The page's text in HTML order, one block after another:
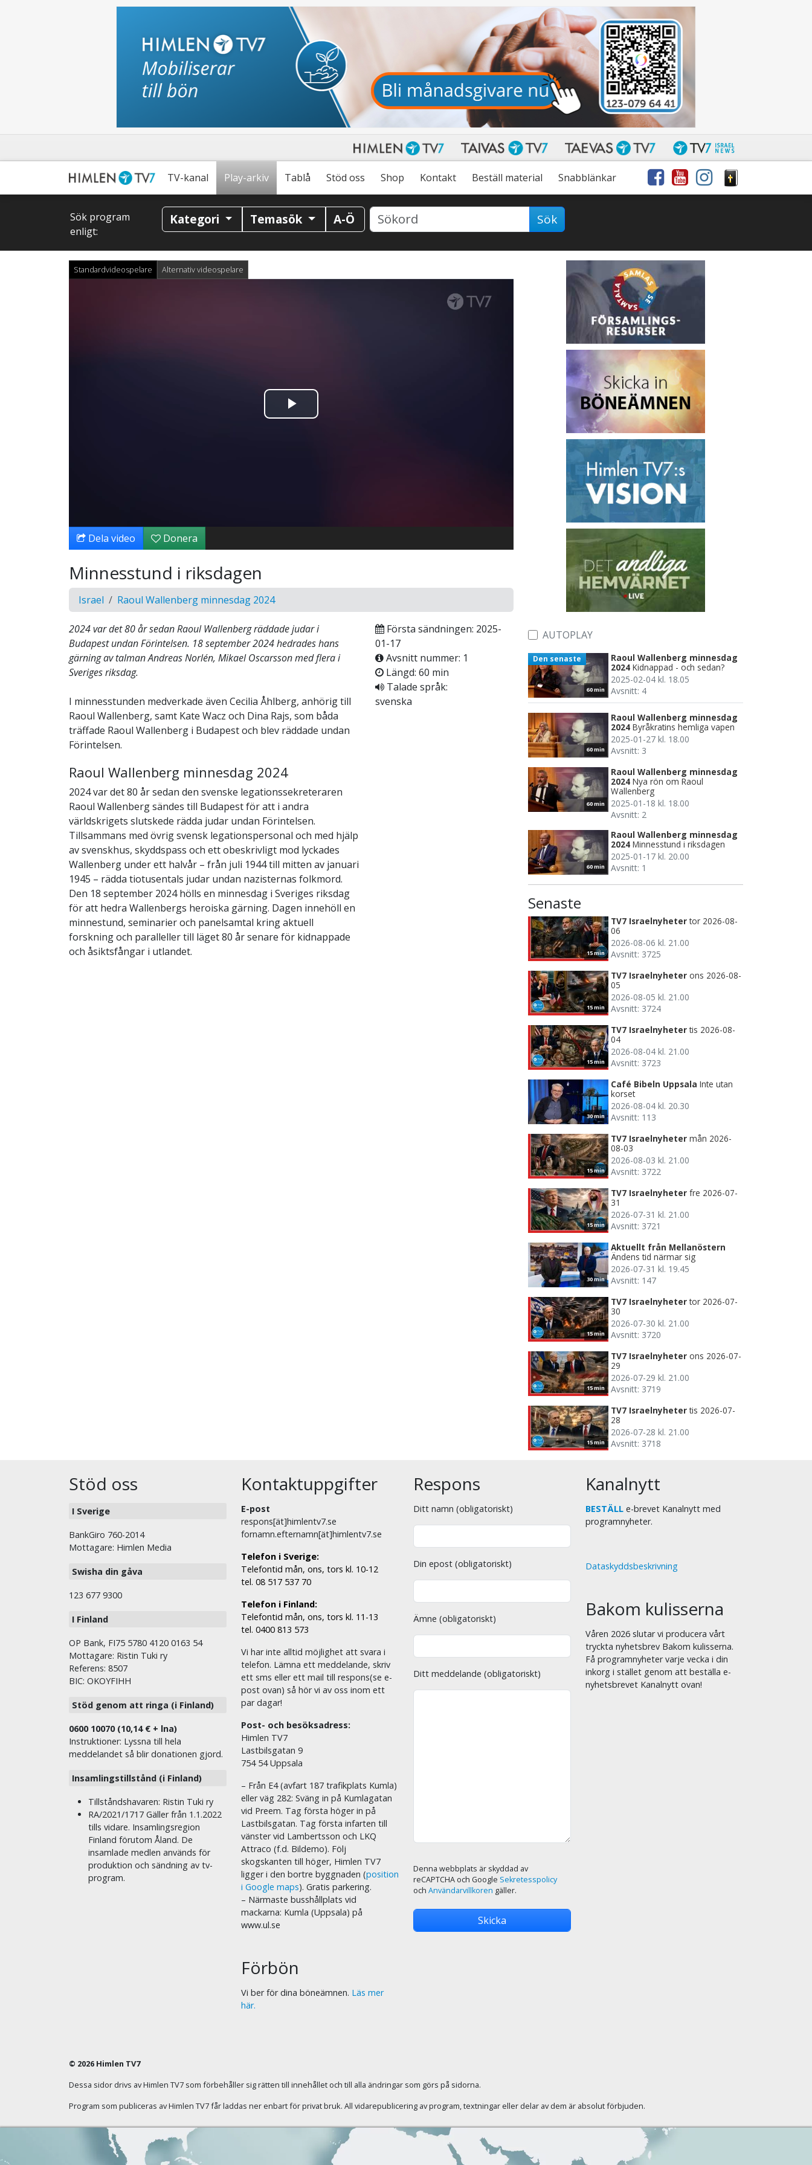
TV-kanal Play-arkiv Tablå Stöd oss Shop Kontakt Beställ material Snabblänkar
Sök program
enligt:
Kategori Temasök A-Ö Sök
Standardvideospelare Alternativ videospelare
Spela
Dela video Donera
Minnesstund i riksdagen
Israel Raoul Wallenberg minnesdag 2024
2024 var det 80 år sedan Raoul Wallenberg räddade judar i
Budapest undan Förintelsen. 18 september 2024 hedrades hans
gärning av talman Andreas Norlén, Mikael Oscarsson med flera i
Sveriges riksdag.
I minnesstunden medverkade även Cecilia Åhlberg, anhörig till
Raoul Wallenberg, samt Kate Wacz och Dina Rajs, som båda
träffade Raoul Wallenberg i Budapest och blev räddade undan
Förintelsen.
Raoul Wallenberg minnesdag 2024
2024 var det 80 år sedan den svenske legationssekreteraren
Raoul Wallenberg sändes till Budapest för att i andra
världskrigets slutskede rädda judar undan Förintelsen.
Tillsammans med övrig svensk legationspersonal och med hjälp
av svenskhus, skyddspass och ett obeskrivligt mod lyckades
Wallenberg under ett halvår – från juli 1944 till mitten av januari
1945 – rädda tiotusentals judar undan nazisternas folkmord.
Den 18 september 2024 hölls en minnesdag i Sveriges riksdag
för att hedra Wallenbergs heroiska gärning. Dagen innehöll en
minnestund, seminarier och panelsamtal kring aktuell
forskning och paralleller till läget 80 år senare för kidnappade
och åsiktsfångar i utlandet.
Första sändningen: 2025-
01-17
Avsnitt nummer: 1
Längd: 60 min
Talade språk:
svenska
AUTOPLAY
60 min
Den senaste
Raoul Wallenberg minnesdag
2024 Kidnappad - och sedan?
2025-02-04 kl. 18.05
Avsnitt: 4
60 min
Raoul Wallenberg minnesdag
2024 Byråkratins hemliga vapen
2025-01-27 kl. 18.00
Avsnitt: 3
60 min
Raoul Wallenberg minnesdag
2024 Nya rön om Raoul
Wallenberg
2025-01-18 kl. 18.00
Avsnitt: 2
60 min
Raoul Wallenberg minnesdag
2024 Minnesstund i riksdagen
2025-01-17 kl. 20.00
Avsnitt: 1
Senaste
15 min
TV7 Israelnyheter tor 2026-08-
06
2026-08-06 kl. 21.00
Avsnitt: 3725
15 min
TV7 Israelnyheter ons 2026-08-
05
2026-08-05 kl. 21.00
Avsnitt: 3724
15 min
TV7 Israelnyheter tis 2026-08-
04
2026-08-04 kl. 21.00
Avsnitt: 3723
30 min
Café Bibeln Uppsala Inte utan
korset
2026-08-04 kl. 20.30
Avsnitt: 113
15 min
TV7 Israelnyheter mån 2026-
08-03
2026-08-03 kl. 21.00
Avsnitt: 3722
15 min
TV7 Israelnyheter fre 2026-07-
31
2026-07-31 kl. 21.00
Avsnitt: 3721
30 min
Aktuellt från Mellanöstern
Ändens tid närmar sig
2026-07-31 kl. 19.45
Avsnitt: 147
15 min
TV7 Israelnyheter tor 2026-07-
30
2026-07-30 kl. 21.00
Avsnitt: 3720
15 min
TV7 Israelnyheter ons 2026-07-
29
2026-07-29 kl. 21.00
Avsnitt: 3719
15 min
TV7 Israelnyheter tis 2026-07-
28
2026-07-28 kl. 21.00
Avsnitt: 3718
Stöd oss
I Sverige
BankGiro 760-2014
Mottagare: Himlen Media
Swisha din gåva
123 677 9300
I Finland
OP Bank, FI75 5780 4120 0163 54
Mottagare: Ristin Tuki ry
Referens: 8507
BIC: OKOYFIHH
Stöd genom att ringa (i Finland)
0600 10070 (10,14 € + lna)
Instruktioner: Lyssna till hela
meddelandet så blir donationen gjord.
Insamlingstillstånd (i Finland)
Tillståndshavaren: Ristin Tuki ry
RA/2021/1717 Gäller från 1.1.2022
tills vidare. Insamlingsregion
Finland förutom Åland. De
insamlade medlen används för
produktion och sändning av tv-
program.
Kontaktuppgifter
E-post
respons[ät]himlentv7.se
fornamn.efternamn[ät]himlentv7.se
Telefon i Sverige:
Telefontid mån, ons, tors kl. 10-12
tel. 08 517 537 70
Telefon i Finland:
Telefontid mån, ons, tors kl. 11-13
tel. 0400 813 573
Vi har inte alltid möjlighet att svara i
telefon. Lämna ett meddelande, skriv
ett sms eller ett mail till respons(se e-
post ovan) så hör vi av oss inom ett
par dagar!
Post- och besöksadress:
Himlen TV7
Lastbilsgatan 9
754 54 Uppsala
– Från E4 (avfart 187 trafikplats Kumla)
eller väg 282: Sväng in på Kumlagatan
vid Preem. Tag första höger in på
Lastbilsgatan. Tag första infarten till
vänster vid Lambertsson och LKQ
Attraco (f.d. Bildemo). Följ
skogskanten till höger, Himlen TV7
ligger i den bortre byggnaden (position
i Google maps). Gratis parkering.
– Närmaste busshållplats vid
mackarna: Kumla (Uppsala) på
www.ul.se
Förbön
Vi ber för dina böneämnen. Läs mer
här.
Respons
Ditt namn (obligatoriskt)
Din epost (obligatoriskt)
Ämne (obligatoriskt)
Ditt meddelande (obligatoriskt)
Denna webbplats är skyddad av
reCAPTCHA och Google Sekretesspolicy
och Användarvillkoren gäller.
Kanalnytt
BESTÄLL e-brevet Kanalnytt med
programnyheter.
Dataskyddsbeskrivning
Bakom kulisserna
Våren 2026 slutar vi producera vårt
tryckta nyhetsbrev Bakom kulisserna.
Få programnyheter varje vecka i din
inkorg i stället genom att beställa e-
nyhetsbrevet Kanalnytt ovan!
© 2026 Himlen TV7
Dessa sidor drivs av Himlen TV7 som förbehåller sig rätten till innehållet och till alla ändringar som görs på sidorna.
Program som publiceras av Himlen TV7 får laddas ner enbart för privat bruk. All vidarepublicering av program, textningar eller delar av dem är absolut förbjuden.